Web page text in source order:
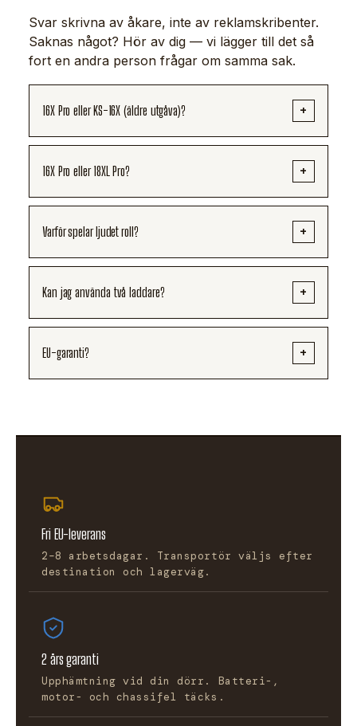
Svar skrivna av åkare, inte av reklamskribenter.
Saknas något? Hör av dig — vi lägger till det så
fort en andra person frågar om samma sak.
16X Pro eller KS-16X (äldre utgåva)?
16X Pro eller 18XL Pro?
Varför spelar ljudet roll?
Kan jag använda två laddare?
EU-garanti?
Fri EU-leverans
2–8 arbetsdagar. Transportör väljs efter
destination och lagerväg.
2 års garanti
Upphämtning vid din dörr. Batteri-,
motor- och chassifel täcks.